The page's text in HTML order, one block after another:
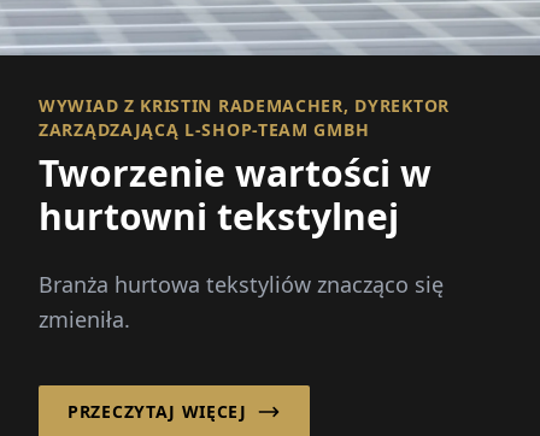
WYWIAD Z KRISTIN RADEMACHER, DYREKTOR
ZARZĄDZAJĄCĄ L-SHOP-TEAM GMBH
Tworzenie wartości w
hurtowni tekstylnej
Branża hurtowa tekstyliów znacząco się
zmieniła.
PRZECZYTAJ WIĘCEJ